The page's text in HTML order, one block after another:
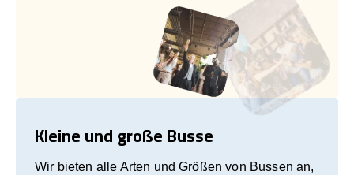
Kleine und große Busse
Wir bieten alle Arten und Größen von Bussen an,